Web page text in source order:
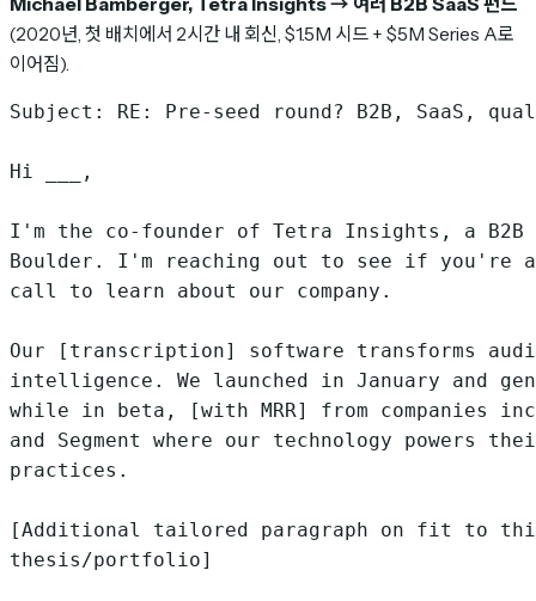
(2020년, 첫 배치에서 2시간 내 회신, $1.5M 시드 + $5M Series A로
이어짐).
Subject: RE: Pre-seed round? B2B, SaaS,
Hi ___,
I'm the co-founder of Tetra Insights, a B2B
Boulder. I'm reaching out to see if you're
call to learn about our company.
Our [transcription] software transforms
intelligence. We launched in January and
while in beta, [with MRR] from companies
and Segment where our technology powers
practices.
[Additional tailored paragraph on fit to
thesis/portfolio]